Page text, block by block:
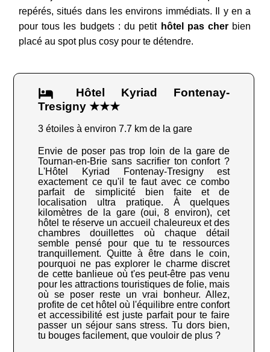
repérés, situés dans les environs immédiats. Il y en a
pour tous les budgets : du petit hôtel pas cher bien
placé au spot plus cosy pour te détendre.
Hôtel Kyriad Fontenay-
Tresigny ★★★
3 étoiles à environ 7.7 km de la gare
Envie de poser pas trop loin de la gare de
Tournan-en-Brie sans sacrifier ton confort ?
L'Hôtel Kyriad Fontenay-Tresigny est
exactement ce qu'il te faut avec ce combo
parfait de simplicité bien faite et de
localisation ultra pratique. À quelques
kilomètres de la gare (oui, 8 environ), cet
hôtel te réserve un accueil chaleureux et des
chambres douillettes où chaque détail
semble pensé pour que tu te ressources
tranquillement. Quitte à être dans le coin,
pourquoi ne pas explorer le charme discret
de cette banlieue où t'es peut-être pas venu
pour les attractions touristiques de folie, mais
où se poser reste un vrai bonheur. Allez,
profite de cet hôtel où l'équilibre entre confort
et accessibilité est juste parfait pour te faire
passer un séjour sans stress. Tu dors bien,
tu bouges facilement, que vouloir de plus ?